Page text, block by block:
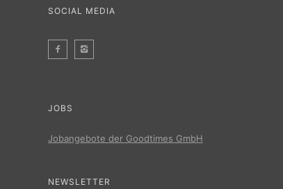
SOCIAL MEDIA
JOBS
Jobangebote der Goodtimes GmbH
NEWSLETTER